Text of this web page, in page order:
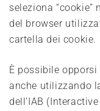
seleziona
del browser
cartella dei cookie.
È possibile
anche utilizzando
dell’IAB